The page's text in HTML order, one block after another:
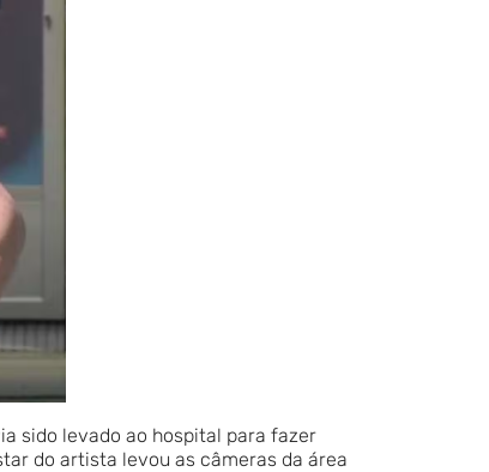
sido levado ao hospital para fazer
do artista levou as câmeras da área